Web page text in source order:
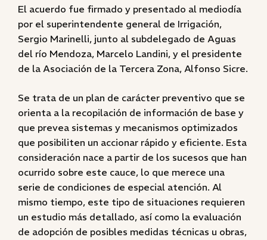
El acuerdo fue firmado y presentado al mediodía
por el superintendente general de Irrigación,
Sergio Marinelli, junto al subdelegado de Aguas
del río Mendoza, Marcelo Landini, y el presidente
de la Asociación de la Tercera Zona, Alfonso Sicre.
Se trata de un plan de carácter preventivo que se
orienta a la recopilación de información de base y
que prevea sistemas y mecanismos optimizados
que posibiliten un accionar rápido y eficiente. Esta
consideración nace a partir de los sucesos que han
ocurrido sobre este cauce, lo que merece una
serie de condiciones de especial atención. Al
mismo tiempo, este tipo de situaciones requieren
un estudio más detallado, así como la evaluación
de adopción de posibles medidas técnicas u obras,